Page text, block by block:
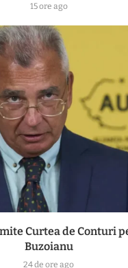
15 ore ago
Curtea de Conturi
Buzoianu
24 de ore ago